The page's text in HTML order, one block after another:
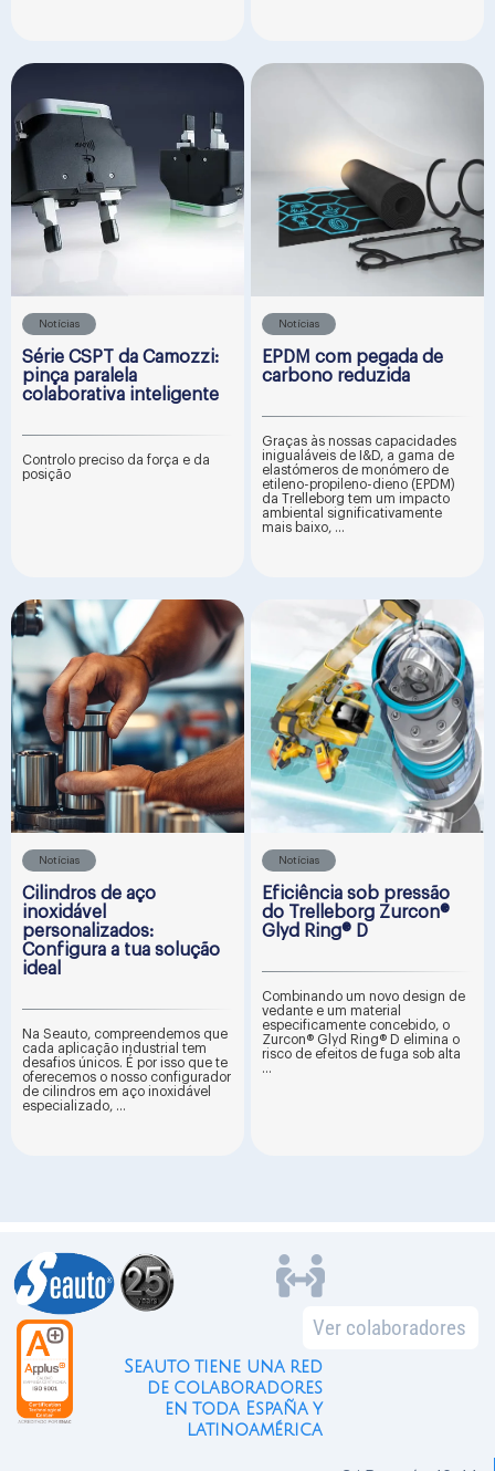
Notícias
Série CSPT da Camozzi:
pinça paralela
colaborativa inteligente
Controlo preciso da força e da
posição
Notícias
EPDM com pegada de
carbono reduzida
Graças às nossas capacidades
inigualáveis de I&D, a gama de
elastómeros de monómero de
etileno-propileno-dieno (EPDM)
da Trelleborg tem um impacto
ambiental significativamente
mais baixo, ...
Notícias
Cilindros de aço
inoxidável
personalizados:
Configura a tua solução
ideal
Na Seauto, compreendemos que
cada aplicação industrial tem
desafios únicos. É por isso que te
oferecemos o nosso configurador
de cilindros em aço inoxidável
especializado, ...
Notícias
Eficiência sob pressão
do Trelleborg Zurcon®
Glyd Ring® D
Combinando um novo design de
vedante e um material
especificamente concebido, o
Zurcon® Glyd Ring® D elimina o
risco de efeitos de fuga sob alta
...
Ver colaboradores
Seauto tiene una red
de colaboradores
en toda España y
latinoamérica